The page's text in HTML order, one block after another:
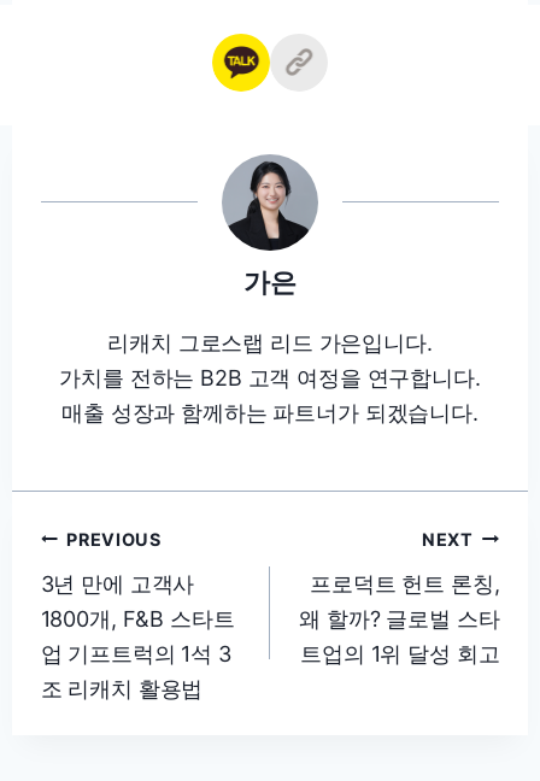
가은
리캐치 그로스랩 리드 가은입니다.
가치를 전하는 B2B 고객 여정을 연구합니다.
매출 성장과 함께하는 파트너가 되겠습니다.
글
탐
색
PREVIOUS
3년 만에 고객사
1800개, F&B 스타트
업 기프트럭의 1석 3
조 리캐치 활용법
NEXT
프로덕트 헌트 론칭,
왜 할까? 글로벌 스타
트업의 1위 달성 회고